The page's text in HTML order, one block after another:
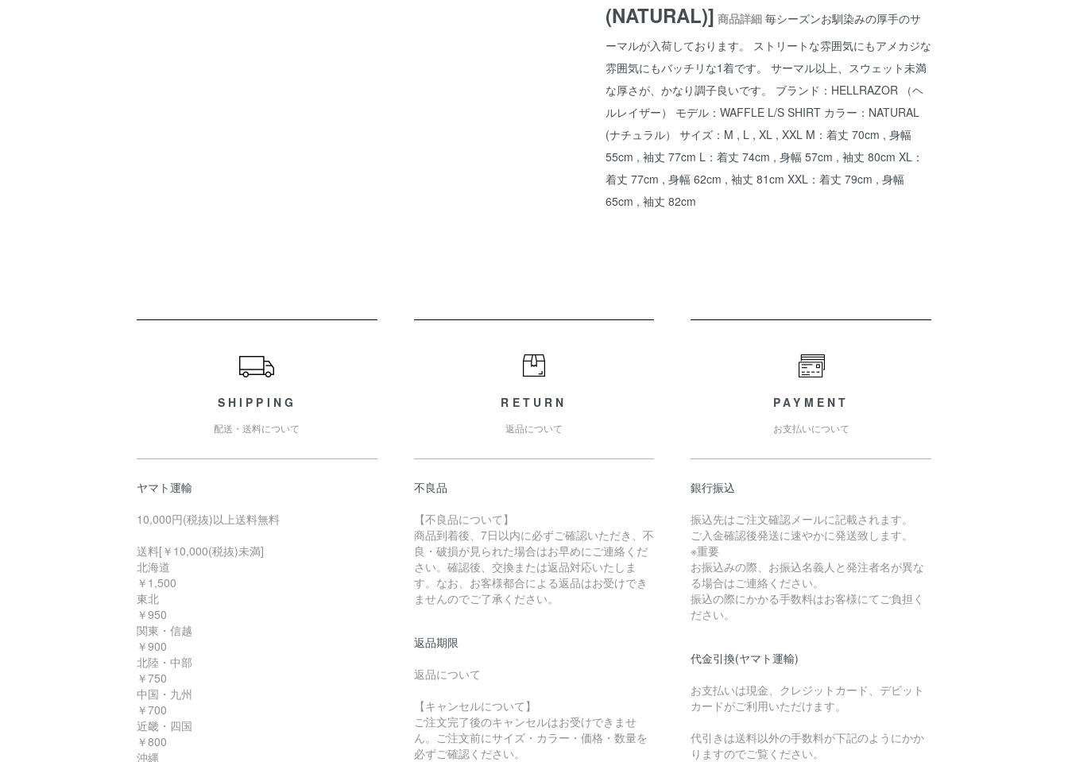
(NATURAL)] 商品詳細 毎シーズンお馴染みの厚手のサ
ーマルが入荷しております。 ストリートな雰囲気にもアメカジな
雰囲気にもバッチリな1着です。 サーマル以上、スウェット未満
な厚さが、かなり調子良いです。 ブランド：HELLRAZOR （ヘ
ルレイザー） モデル：WAFFLE L/S SHIRT カラー：NATURAL
(ナチュラル） サイズ：M , L , XL , XXL M：着丈 70cm , 身幅
55cm , 袖丈 77cm L：着丈 74cm , 身幅 57cm , 袖丈 80cm XL：
着丈 77cm , 身幅 62cm , 袖丈 81cm XXL：着丈 79cm , 身幅
65cm , 袖丈 82cm
SHIPPING
配送・送料について
ヤマト運輸
10,000円(税抜)以上送料無料
送料[￥10,000(税抜)未満]
北海道
￥1,500
東北
￥950
関東・信越
￥900
北陸・中部
￥750
中国・九州
￥700
近畿・四国
￥800
沖縄
RETURN
返品について
不良品
【不良品について】
商品到着後、7日以内に必ずご確認いただき、不
良・破損が見られた場合はお早めにご連絡くだ
さい。確認後、交換または返品対応いたしま
す。なお、お客様都合による返品はお受けでき
ませんのでご了承ください。
返品期限
返品について
【キャンセルについて】
ご注文完了後のキャンセルはお受けできませ
ん。ご注文前にサイズ・カラー・価格・数量を
必ずご確認ください。
PAYMENT
お支払いについて
銀行振込
振込先はご注文確認メールに記載されます。
ご入金確認後発送に速やかに発送致します。
※重要
お振込みの際、お振込名義人と発注者名が異な
る場合はご連絡ください。
振込の際にかかる手数料はお客様にてご負担く
ださい。
代金引換(ヤマト運輸)
お支払いは現金、クレジットカード、デビット
カードがご利用いただけます。
代引きは送料以外の手数料が下記のようにかか
りますのでご覧ください。